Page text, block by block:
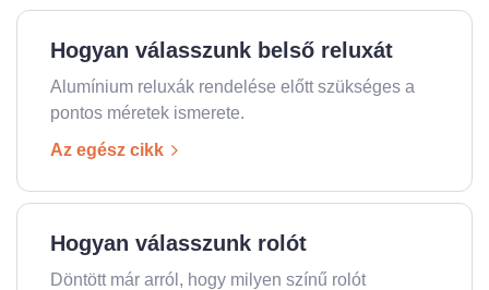
Hogyan válasszunk belső reluxát
Alumínium reluxák rendelése előtt szükséges a
pontos méretek ismerete.
Az egész cikk
Hogyan válasszunk rolót
Döntött már arról, hogy milyen színű rolót